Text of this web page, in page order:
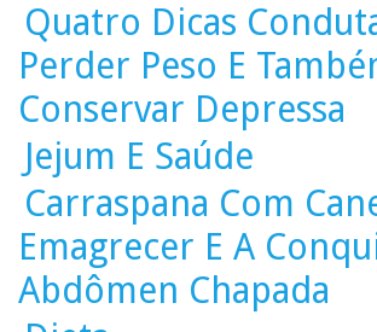
Quatro Dicas
Perder Peso E
Conservar Depressa
Jejum E Saúde
Carraspana Com
Emagrecer E A
Abdômen Chapada